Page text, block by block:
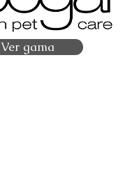
Ver gama